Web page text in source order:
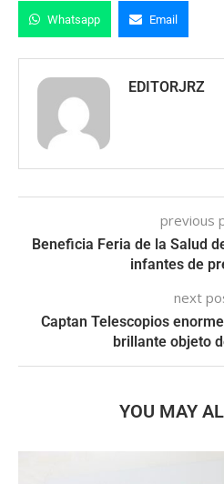
Whatsapp Email
EDITORJRZ
previous
Beneficia Feria de la Salud
infantes de
next
Captan Telescopios
brillante objeto
YOU MAY